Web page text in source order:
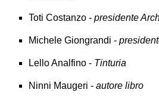
Toti Costanzo - presidente
Michele Giongrandi -
Lello Analfino -Tinturia
Ninni Maugeri - autore libro